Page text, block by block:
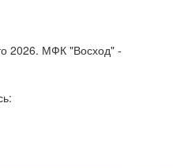
2026. МФК "Восход" -